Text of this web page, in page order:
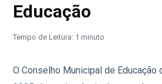
Educação
Tempo de Leitura: 1 minuto
O Conselho Municipal de Educação